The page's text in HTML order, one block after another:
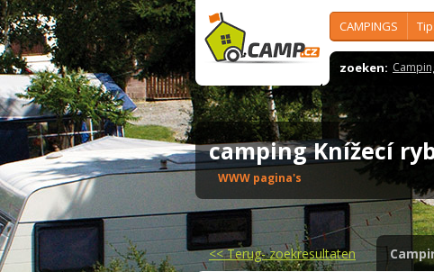
CAMPINGS
zoeken:
camping Knížecí
WWW pagina's
<<Terug- zoekresultaten